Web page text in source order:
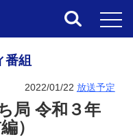
番組
2022/01/22 放送予定
局 令和３年
）